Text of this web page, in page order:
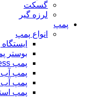
گسکت
لرزه گیر
پمپ
انواع پمپ
بوستر
پمپ Airless
پمپ
پمپ آب
پمپ